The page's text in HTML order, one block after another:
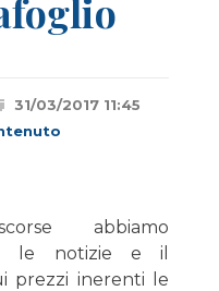
31/03/2017 11:45
abbiamo
le notizie e il
prezzi inerenti le